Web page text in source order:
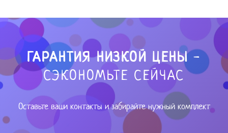
ГАРАНТИЯ НИЗКОЙ ЦЕНЫ-
СЭКОНОМЬТЕ СЕЙЧАС
Оставьте ваши контакты и забирайте нужный комплект